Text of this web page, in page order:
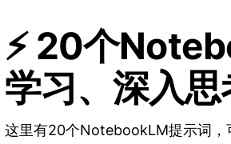
⚡ 20个
学习、深入
这里有20个NotebookLM提示词，